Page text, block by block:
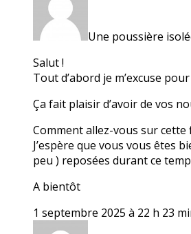
Une poussière
Salut !
Tout d’abord je m’excuse
Ça fait plaisir d’avoir de vos
Comment allez-vous sur cette
J’espère que vous vous êtes
peu ) reposées durant ce
A bientôt
1 septembre 2025 à 22 h 23